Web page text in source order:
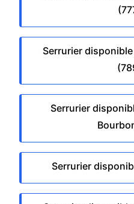
Serrurier
Serrurier
Serrurier